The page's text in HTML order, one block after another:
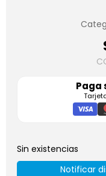
Paga
Sin existencias
Notificar